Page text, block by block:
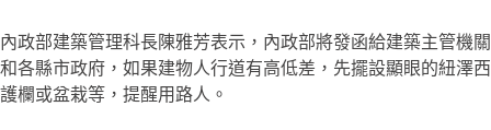
內政部建築管理科長陳雅芳表示，內政部將發函給建築主管機關
和各縣市政府，如果建物人行道有高低差，先擺設顯眼的紐澤西
護欄或盆栽等，提醒用路人。